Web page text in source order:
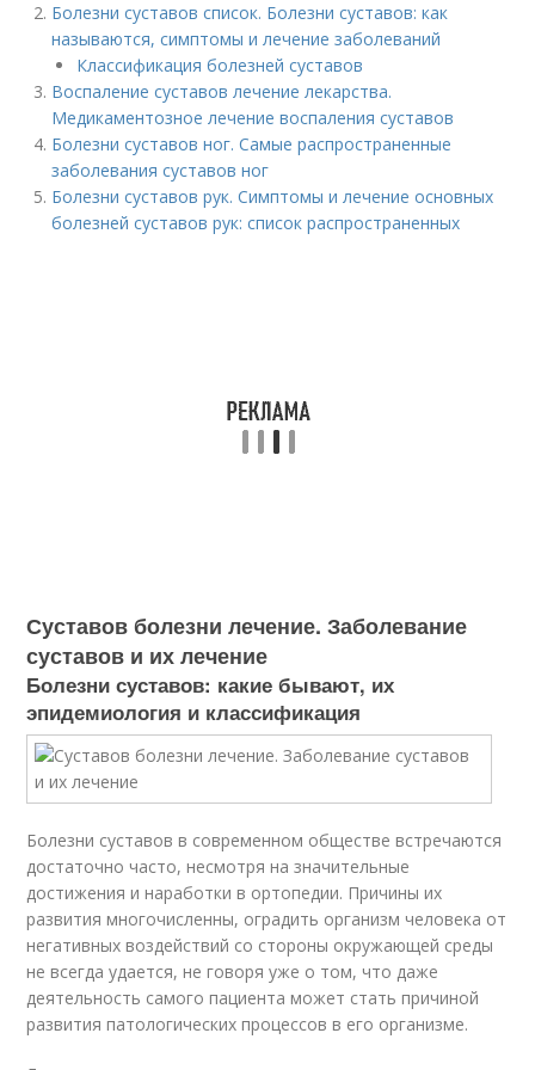
Болезни суставов список. Болезни суставов: как
называются, симптомы и лечение заболеваний
Классификация болезней суставов
Воспаление суставов лечение лекарства.
Медикаментозное лечение воспаления суставов
Болезни суставов ног. Самые распространенные
заболевания суставов ног
Болезни суставов рук. Симптомы и лечение основных
болезней суставов рук: список распространенных
Суставов болезни лечение. Заболевание
суставов и их лечение
Болезни суставов: какие бывают, их
эпидемиология и классификация
Болезни суставов в современном обществе встречаются
достаточно часто, несмотря на значительные
достижения и наработки в ортопедии. Причины их
развития многочисленны, оградить организм человека от
негативных воздействий со стороны окружающей среды
не всегда удается, не говоря уже о том, что даже
деятельность самого пациента может стать причиной
развития патологических процессов в его организме.